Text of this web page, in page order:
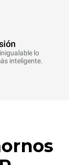
lo
inteligente.